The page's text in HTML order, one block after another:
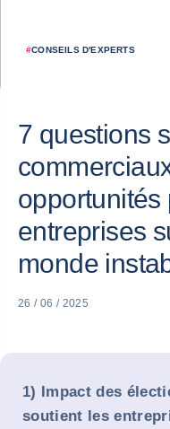
#CONSEILS D'EXPERTS
7 questions
opportunités
entreprises
monde
26 / 06 / 2025
1) Impact des
soutient les